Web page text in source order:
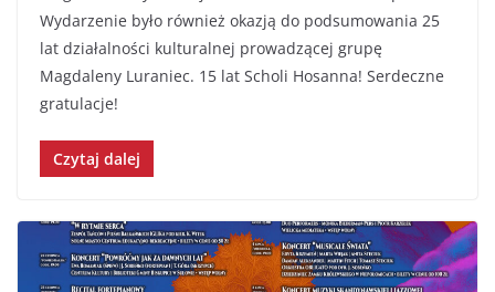
Wydarzenie było również okazją do podsumowania 25
lat działalności kulturalnej prowadzącej grupę
Magdaleny Luraniec. 15 lat Scholi Hosanna! Serdeczne
gratulacje!
Czytaj dalej